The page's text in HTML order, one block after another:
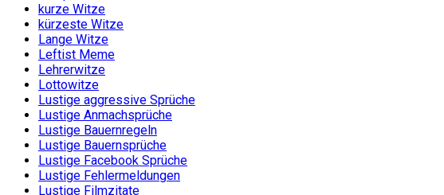
kurze Witze
kürzeste Witze
Lange Witze
Leftist Meme
Lehrerwitze
Lottowitze
Lustige aggressive Sprüche
Lustige Anmachsprüche
Lustige Bauernregeln
Lustige Bauernsprüche
Lustige Facebook Sprüche
Lustige Fehlermeldungen
Lustige Filmzitate